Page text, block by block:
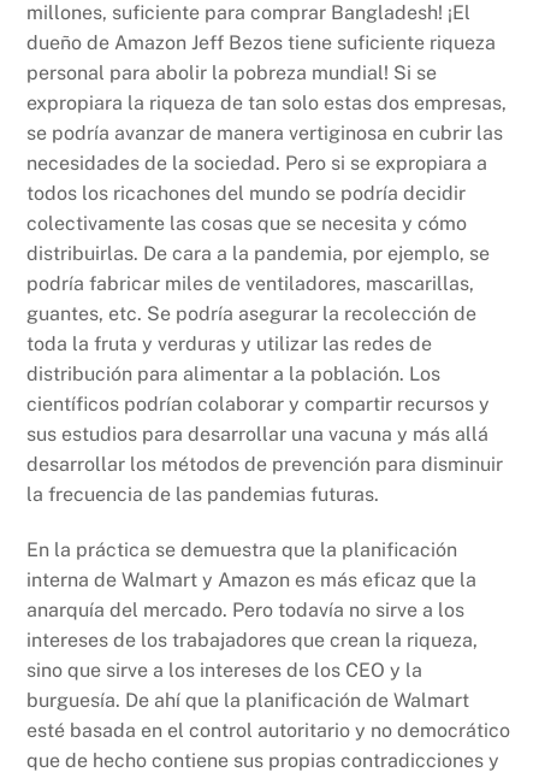
millones, suficiente para comprar Bangladesh! ¡El
dueño de Amazon Jeff Bezos tiene suficiente riqueza
personal para abolir la pobreza mundial! Si se
expropiara la riqueza de tan solo estas dos empresas,
se podría avanzar de manera vertiginosa en cubrir las
necesidades de la sociedad. Pero si se expropiara a
todos los ricachones del mundo se podría decidir
colectivamente las cosas que se necesita y cómo
distribuirlas. De cara a la pandemia, por ejemplo, se
podría fabricar miles de ventiladores, mascarillas,
guantes, etc. Se podría asegurar la recolección de
toda la fruta y verduras y utilizar las redes de
distribución para alimentar a la población. Los
científicos podrían colaborar y compartir recursos y
sus estudios para desarrollar una vacuna y más allá
desarrollar los métodos de prevención para disminuir
la frecuencia de las pandemias futuras.
En la práctica se demuestra que la planificación
interna de Walmart y Amazon es más eficaz que la
anarquía del mercado. Pero todavía no sirve a los
intereses de los trabajadores que crean la riqueza,
sino que sirve a los intereses de los CEO y la
burguesía. De ahí que la planificación de Walmart
esté basada en el control autoritario y no democrático
que de hecho contiene sus propias contradicciones y